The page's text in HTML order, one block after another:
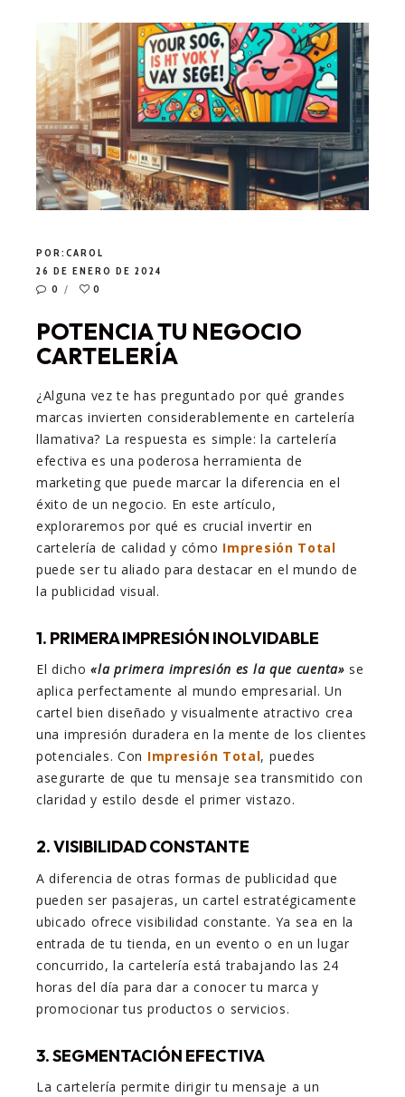
POR:CAROL
26 DE ENERO DE 2024
0
0
POTENCIA TU NEGOCIO
CARTELERÍA
¿Alguna vez te has preguntado por qué grandes
marcas invierten considerablemente en cartelería
llamativa? La respuesta es simple: la cartelería
efectiva es una poderosa herramienta de
marketing que puede marcar la diferencia en el
éxito de un negocio. En este artículo,
exploraremos por qué es crucial invertir en
cartelería de calidad y cómo Impresión Total
puede ser tu aliado para destacar en el mundo de
la publicidad visual.
1. PRIMERA IMPRESIÓN INOLVIDABLE
El dicho«la primera impresión es la que cuenta» se
aplica perfectamente al mundo empresarial. Un
cartel bien diseñado y visualmente atractivo crea
una impresión duradera en la mente de los clientes
potenciales. Con Impresión Total, puedes
asegurarte de que tu mensaje sea transmitido con
claridad y estilo desde el primer vistazo.
2. VISIBILIDAD CONSTANTE
A diferencia de otras formas de publicidad que
pueden ser pasajeras, un cartel estratégicamente
ubicado ofrece visibilidad constante. Ya sea en la
entrada de tu tienda, en un evento o en un lugar
concurrido, la cartelería está trabajando las 24
horas del día para dar a conocer tu marca y
promocionar tus productos o servicios.
3. SEGMENTACIÓN EFECTIVA
La cartelería permite dirigir tu mensaje a un